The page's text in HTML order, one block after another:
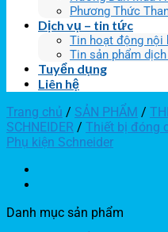
Phương Thức
Dịch vụ – tin tức
Tin hoạt động nội
Tin sản phẩm
Tuyển dụng
Liên hệ
Trang chủ / SẢN PHẨM /
SCHNEIDER / Thiết bị đóng
Phụ kiện Schneider
Danh mục sản phẩm